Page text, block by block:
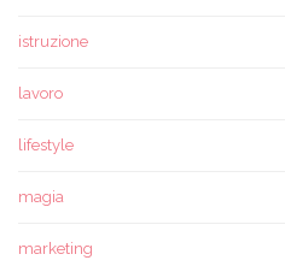
istruzione
lavoro
lifestyle
magia
marketing